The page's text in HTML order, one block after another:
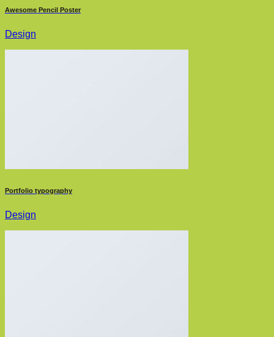
Awesome Pencil Poster
Design
Portfolio typography
Design